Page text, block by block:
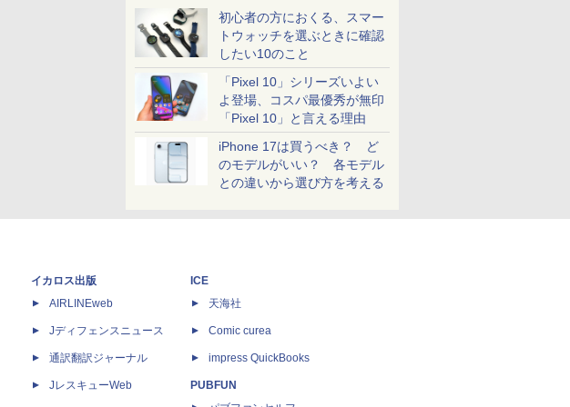
初心者の方におくる、スマー
トウォッチを選ぶときに確認
したい10のこと
「Pixel 10」シリーズいよい
よ登場、コスパ最優秀が無印
「Pixel 10」と言える理由
iPhone 17は買うべき？ ど
のモデルがいい？ 各モデル
との違いから選び方を考える
イカロス出版
AIRLINEweb
Jディフェンスニュース
通訳翻訳ジャーナル
JレスキューWeb
ICE
天海社
Comic curea
impress QuickBooks
PUBFUN